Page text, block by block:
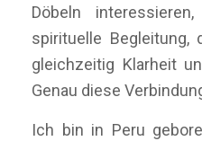
Döbeln
spirituelle
gleichzeitig Klarheit
Genau diese
Ich bin in Peru